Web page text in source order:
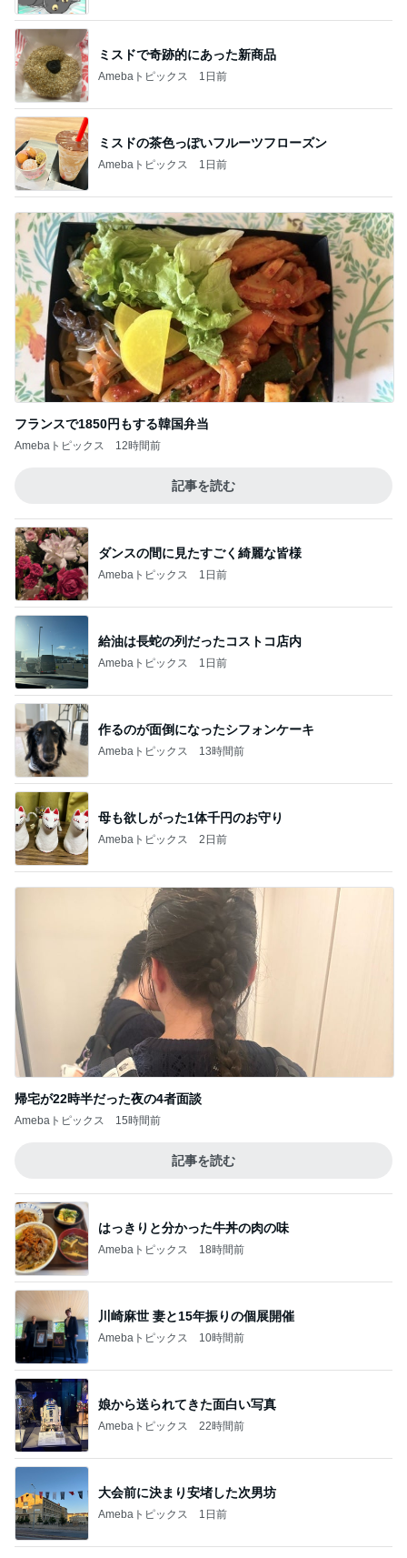
ミスドで奇跡的にあった新商品
Amebaトピックス 1日前
ミスドの茶色っぽいフルーツフローズン
Amebaトピックス 1日前
フランスで1850円もする韓国弁当
Amebaトピックス 12時間前
記事を読む
ダンスの間に見たすごく綺麗な皆様
Amebaトピックス 1日前
給油は長蛇の列だったコストコ店内
Amebaトピックス 1日前
作るのが面倒になったシフォンケーキ
Amebaトピックス 13時間前
母も欲しがった1体千円のお守り
Amebaトピックス 2日前
帰宅が22時半だった夜の4者面談
Amebaトピックス 15時間前
記事を読む
はっきりと分かった牛丼の肉の味
Amebaトピックス 18時間前
川崎麻世 妻と15年振りの個展開催
Amebaトピックス 10時間前
娘から送られてきた面白い写真
Amebaトピックス 22時間前
大会前に決まり安堵した次男坊
Amebaトピックス 1日前